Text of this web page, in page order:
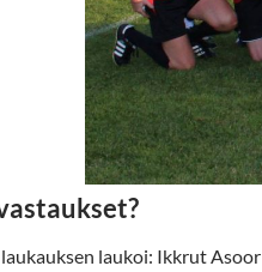
laukoi: Ikkrut Asoor